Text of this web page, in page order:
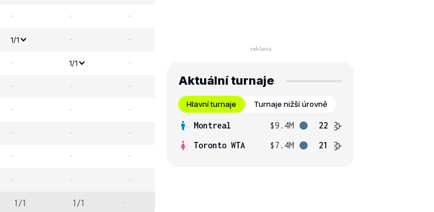
- - -
1/1 - -
- 1/1 -
- - -
- - -
- - -
- - -
- - -
1/1 1/1 -
Aktuální turnaje
Hlavní turnaje Turnaje nižší úrovně
Montreal $9.4M
22
Toronto WTA
$7.4M 21